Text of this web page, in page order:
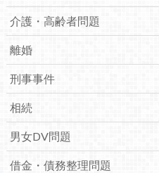
介護・高齢者問題
離婚
刑事事件
相続
男女DV問題
借金・債務整理問題